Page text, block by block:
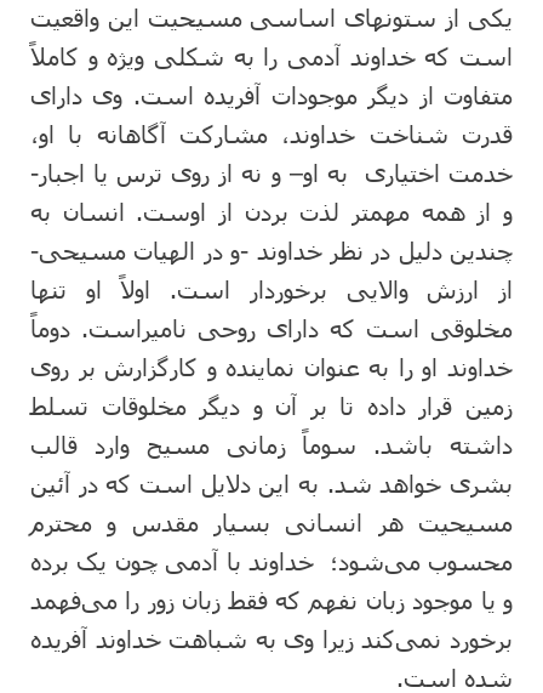
یکی از ستونهای اساسی مسیحیت این واقعیت
است که خداوند آدمی را به شکلی ویژه و کاملاً
متفاوت از دیگر موجودات آفریده است. وی دارای
قدرت شناخت خداوند، مشارکت آگاهانه با او،
خدمت اختیاری به او– و نه از روی ترس یا اجبار-
و از همه مهمتر لذت بردن از اوست. انسان به
چندین دلیل در نظر خداوند -و در الهیات مسیحی-
از ارزش والایی برخوردار است. اولاً او تنها
مخلوقی است که دارای روحی نامیراست. دوماً
خداوند او را به عنوان نماینده و کارگزارش بر روی
زمین قرار داده تا بر آن و دیگر مخلوقات تسلط
داشته باشد. سوماً زمانی مسیح وارد قالب
بشری خواهد شد. به این دلایل است که در آئین
مسیحیت هر انسانی بسیار مقدس و محترم
محسوب می‌شود؛ خداوند با آدمی چون یک برده
و یا موجود زبان نفهم که فقط زبان زور را می‌فهمد
برخورد نمی‌‌کند زیرا وی به شباهت خداوند آفریده
شده است.